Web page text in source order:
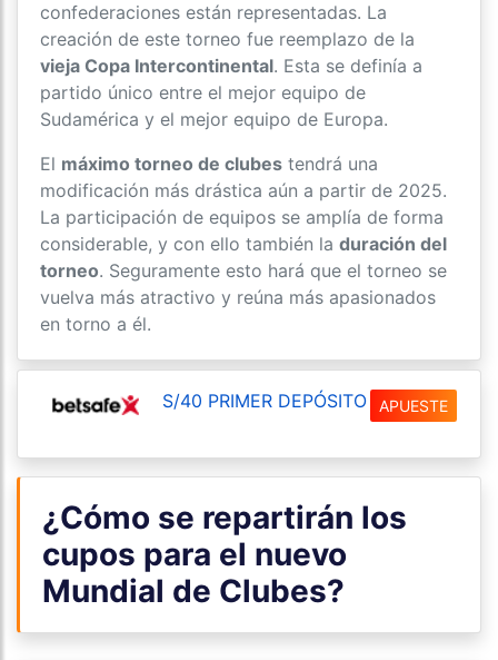
confederaciones están representadas. La
creación de este torneo fue reemplazo de la
vieja Copa Intercontinental. Esta se definía a
partido único entre el mejor equipo de
Sudamérica y el mejor equipo de Europa.
El máximo torneo de clubes tendrá una
modificación más drástica aún a partir de 2025.
La participación de equipos se amplía de forma
considerable, y con ello también la duración del
torneo. Seguramente esto hará que el torneo se
vuelva más atractivo y reúna más apasionados
en torno a él.
S/40 PRIMER DEPÓSITO APUESTE
¿Cómo se repartirán los
cupos para el nuevo
Mundial de Clubes?